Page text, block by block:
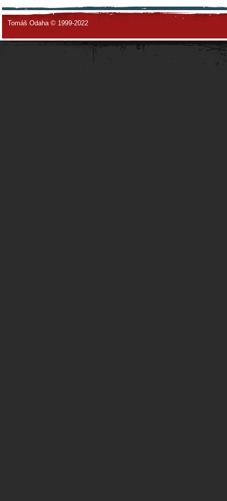
Tomáš Odaha © 1999-2022